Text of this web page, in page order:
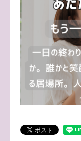
成婚までの流れ
会員様からの喜びの声
よくあるご質問
ブログ
お問い合わせ